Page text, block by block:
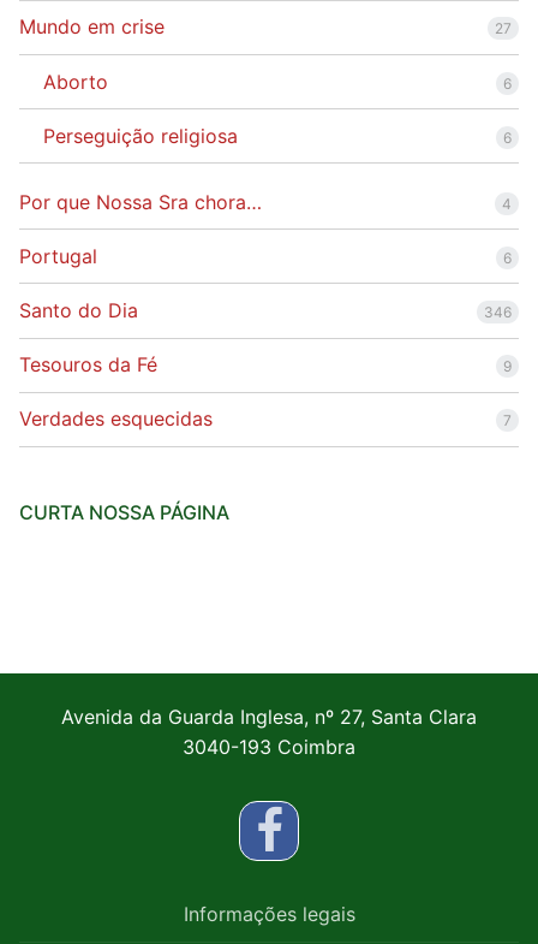
Mundo em crise 27
Aborto 6
Perseguição religiosa 6
Por que Nossa Sra chora… 4
Portugal 6
Santo do Dia 346
Tesouros da Fé 9
Verdades esquecidas 7
CURTA NOSSA PÁGINA
Avenida da Guarda Inglesa, nº 27, Santa Clara
3040-193 Coimbra
Informações legais